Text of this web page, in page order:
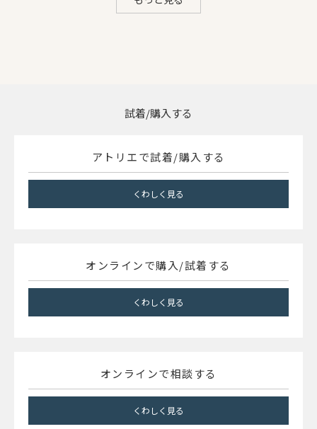
試着/購入する
アトリエで試着/購入する
くわしく見る
オンラインで購入/試着する
くわしく見る
オンラインで相談する
くわしく見る